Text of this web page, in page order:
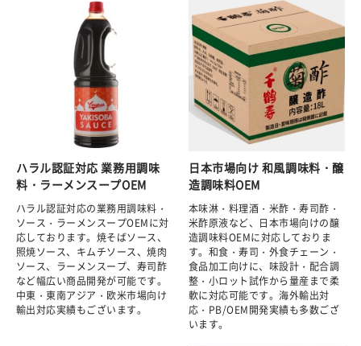
ハラル認証対応 業務用調味
料・ラーメンスープOEM
ハラル認証対応の業務用調味料・
ソース・ラーメンスープOEMに対
応しております。焼そばソース、
照焼ソース、キムチソース、焼肉
ソース、ラーメンスープ、寿司酢
など幅広い商品開発が可能です。
中東・東南アジア・欧米市場向け
輸出対応実績もございます。
日本市場向け 和風調味料・醸
造調味料OEM
本味淋・料理酒・米酢・寿司酢・
米酢原液など、日本市場向けの醸
造調味料OEMに対応しておりま
す。和食・寿司・外食チェーン・
食品加工向けに、味設計・配合調
整・小ロット試作から量産まで柔
軟に対応可能です。海外輸出対
応・PB/OEM開発実績も多数ござ
います。